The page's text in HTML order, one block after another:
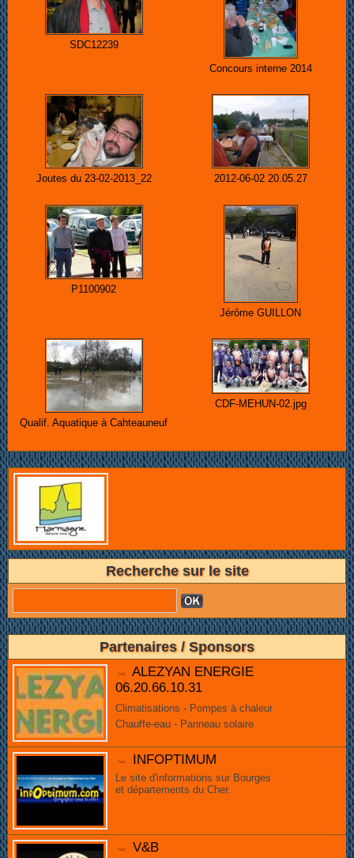
SDC12239
Concours interne 2014
Joutes du 23-02-2013_22 2012-06-02 20.05.27
P1100902
Jérôme GUILLON
Qualif. Aquatique à Cahteauneuf
CDF-MEHUN-02.jpg
Recherche sur le site
Partenaires / Sponsors
ALEZYAN ENERGIE
06.20.66.10.31
Climatisations - Pompes à chaleur
Chauffe-eau - Panneau solaire
INFOPTIMUM
Le site d'informations sur Bourges
et départements du Cher.
V&B